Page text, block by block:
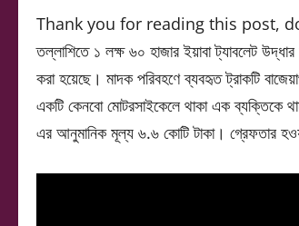
Thank you for reading this post,
তল্লাশিতে ১ লক্ষ ৬০ হাজার ইয়াবা ট্যাবলেট
করা হয়েছে। মাদক পরিবহণে ব্যবহৃত ট্রাকটি
একটি কেনবো মোটরসাইকেলে থাকা এক ব্যক্তিকে
এর আনুমানিক মূল্য ৬.৬ কোটি টাকা। গ্রেফতার